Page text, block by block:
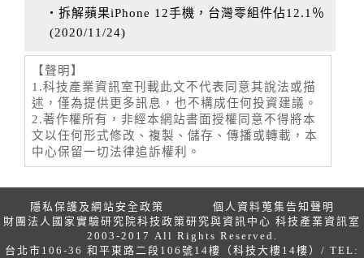
‧拆解蘋果iPhone 12手機，台灣零組件佔12.1％
(2020/11/24)
【聲明】
1.科技產業資訊室刊載此文不代表同意其說法或描
述，僅為提供更多訊息，也不構成任何投資建議。
2.著作權所有，非經本網站書面授權同意不得將本
文以任何形式修改、複製、儲存、傳播或轉載，本
中心保留一切法律追訴權利。
隱私保護及網站安全政策
個人資料蒐集告知聲明
財團法人國家實驗研究院科技政策研究與資訊中心 科技產業資訊室
2003-2017 All Rights Reserved.
台北市106-36 和平東路二段106號14樓（科技大樓14樓）/ TEL: